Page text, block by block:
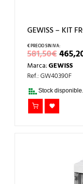
GEWISS – KIT
581,50€EL
ERA:
Marca:GEWISS
Ref.: GW40390F
Stock disponible.